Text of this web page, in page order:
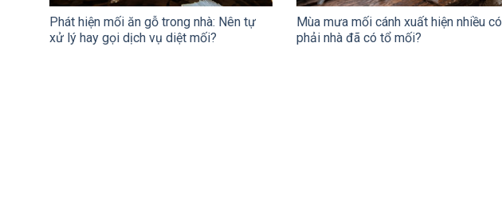
Phát hiện mối ăn gỗ trong nhà: Nên tự
xử lý hay gọi dịch vụ diệt mối?
Mùa mưa mối cánh xuất hiện nhiều có
phải nhà đã có tổ mối?